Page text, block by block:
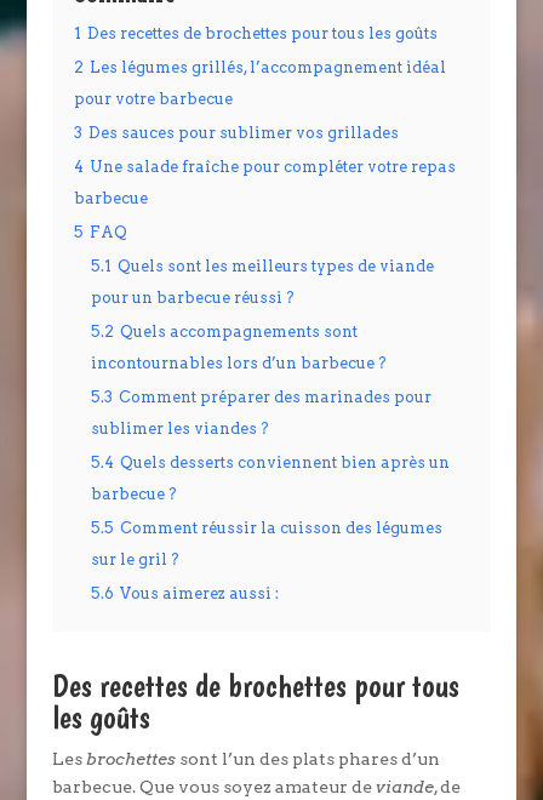
1 Des recettes de brochettes pour tous les goûts
2 Les légumes grillés, l’accompagnement idéal
pour votre barbecue
3 Des sauces pour sublimer vos grillades
4 Une salade fraîche pour compléter votre repas
barbecue
5 FAQ
5.1 Quels sont les meilleurs types de viande
pour un barbecue réussi ?
5.2 Quels accompagnements sont
incontournables lors d’un barbecue ?
5.3 Comment préparer des marinades pour
sublimer les viandes ?
5.4 Quels desserts conviennent bien après un
barbecue ?
5.5 Comment réussir la cuisson des légumes
sur le gril ?
5.6 Vous aimerez aussi :
Des recettes de brochettes pour tous
les goûts
Les brochettessont l’un des plats phares d’un
barbecue. Que vous soyez amateur deviande, de